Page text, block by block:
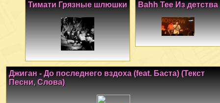
Bahh Tee Из детства
Тимати Грязные шлюшки
Джиган - До последнего вздоха (feat. Баста) (Текст
Песни, Слова)